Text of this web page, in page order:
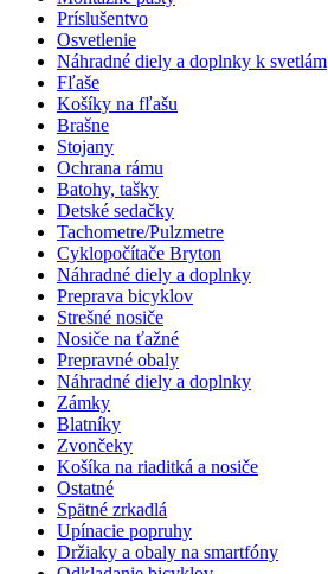
Príslušentvo
Osvetlenie
Náhradné diely a doplnky k svetlám
Fľaše
Košíky na fľašu
Brašne
Stojany
Ochrana rámu
Batohy, tašky
Detské sedačky
Tachometre/Pulzmetre
Cyklopočítače Bryton
Náhradné diely a doplnky
Preprava bicyklov
Strešné nosiče
Nosiče na ťažné
Prepravné obaly
Náhradné diely a doplnky
Zámky
Blatníky
Zvončeky
Košíka na riaditká a nosiče
Ostatné
Spätné zrkadlá
Upínacie popruhy
Držiaky a obaly na smartfóny